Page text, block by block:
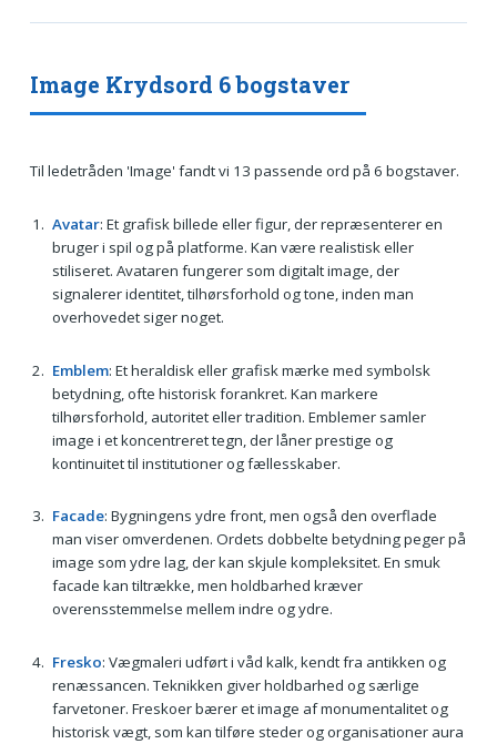
Image Krydsord 6 bogstaver
Til ledetråden 'Image' fandt vi 13 passende ord på 6 bogstaver.
Avatar: Et grafisk billede eller figur, der repræsenterer en
bruger i spil og på platforme. Kan være realistisk eller
stiliseret. Avataren fungerer som digitalt image, der
signalerer identitet, tilhørsforhold og tone, inden man
overhovedet siger noget.
Emblem: Et heraldisk eller grafisk mærke med symbolsk
betydning, ofte historisk forankret. Kan markere
tilhørsforhold, autoritet eller tradition. Emblemer samler
image i et koncentreret tegn, der låner prestige og
kontinuitet til institutioner og fællesskaber.
Facade: Bygningens ydre front, men også den overflade
man viser omverdenen. Ordets dobbelte betydning peger på
image som ydre lag, der kan skjule kompleksitet. En smuk
facade kan tiltrække, men holdbarhed kræver
overensstemmelse mellem indre og ydre.
Fresko: Vægmaleri udført i våd kalk, kendt fra antikken og
renæssancen. Teknikken giver holdbarhed og særlige
farvetoner. Freskoer bærer et image af monumentalitet og
historisk vægt, som kan tilføre steder og organisationer aura